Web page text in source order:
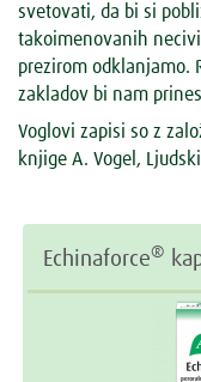
svetovati, da bi si
takoimenovanih
prezirom odklanjamo.
zakladov bi nam
Voglovi zapisi so z
knjige A. Vogel,
Echinaforce®